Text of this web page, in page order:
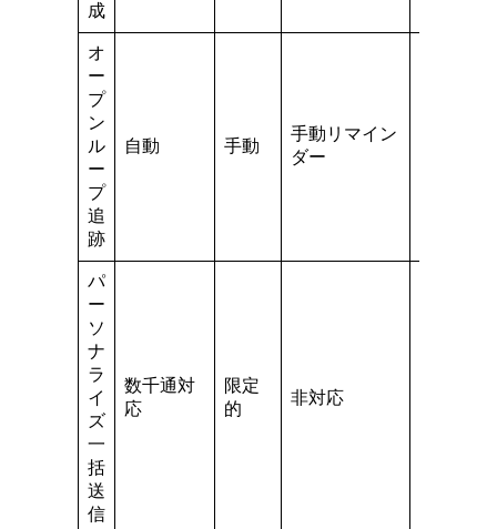
成
オ
ー
プ
ン
ル
ー
プ
追
跡
自動 手動
手動リマイン
ダー
パ
ー
ソ
ナ
ラ
イ
ズ
一
括
送
信
数千通対
応
限定
的
非対応